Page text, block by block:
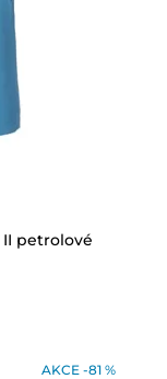
II petrolové
AKCE -81 %